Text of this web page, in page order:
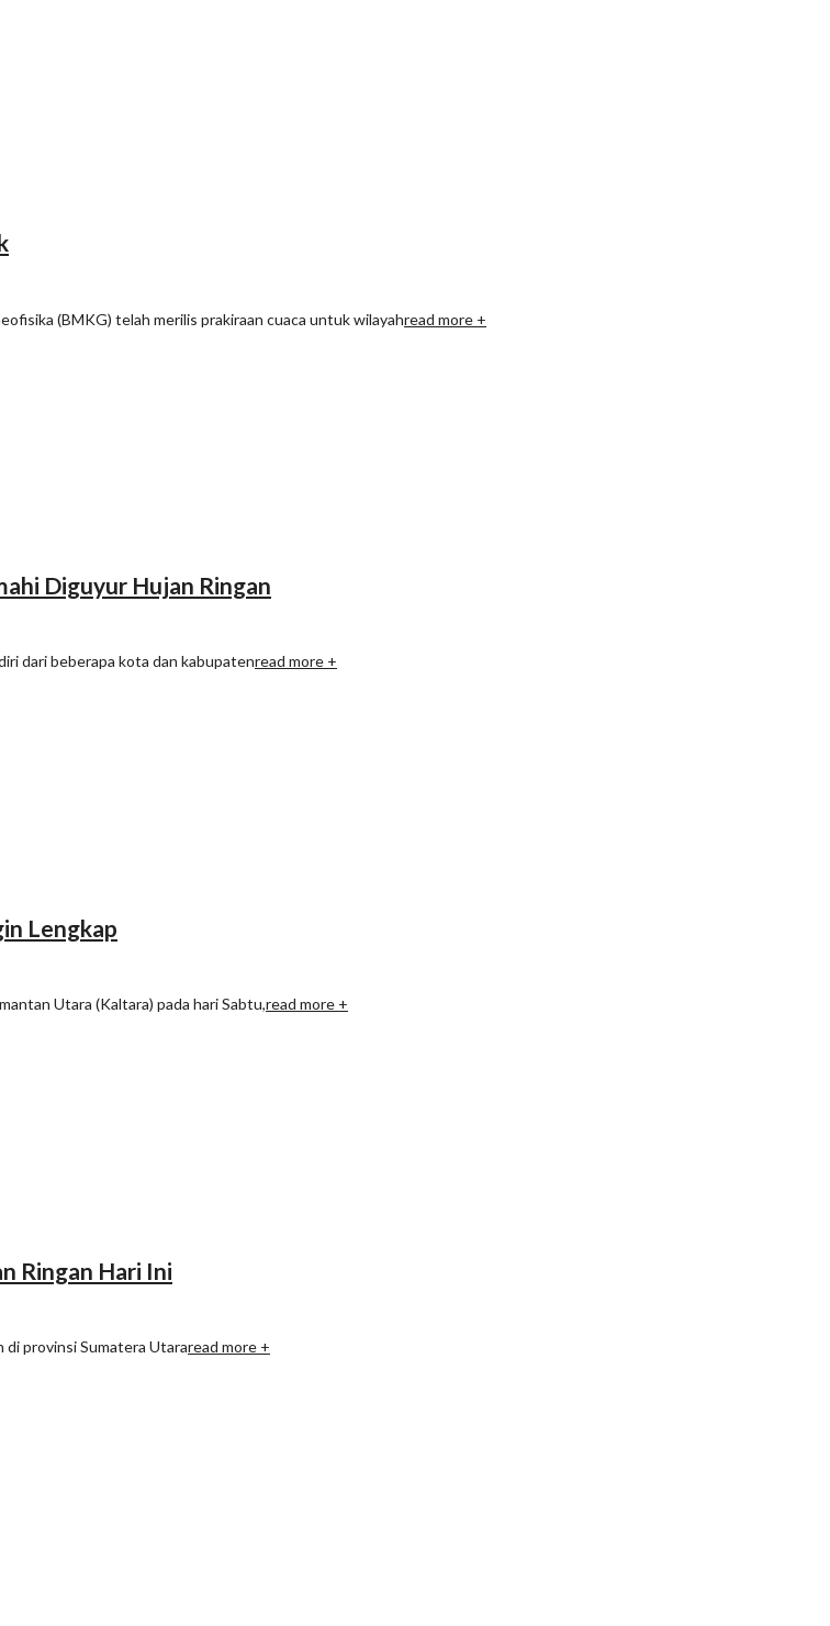
(BMKG) telah merilis prakiraan cuaca untuk wilayahread more +
Diguyur Hujan Ringan
dari beberapa kota dan kabupatenread more +
Lengkap
Utara (Kaltara) pada hari Sabtu,read more +
Ringan Hari Ini
di provinsi Sumatera Utararead more +